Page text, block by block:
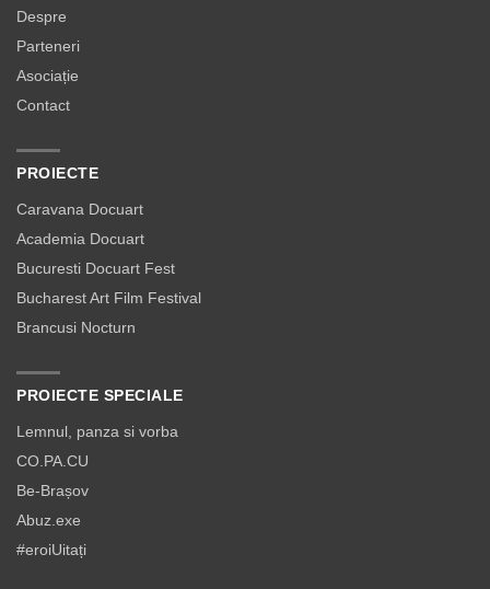
Despre
Parteneri
Asociație
Contact
PROIECTE
Caravana Docuart
Academia Docuart
Bucuresti Docuart Fest
Bucharest Art Film Festival
Brancusi Nocturn
PROIECTE SPECIALE
Lemnul, panza si vorba
CO.PA.CU
Be-Brașov
Abuz.exe
#eroiUitați